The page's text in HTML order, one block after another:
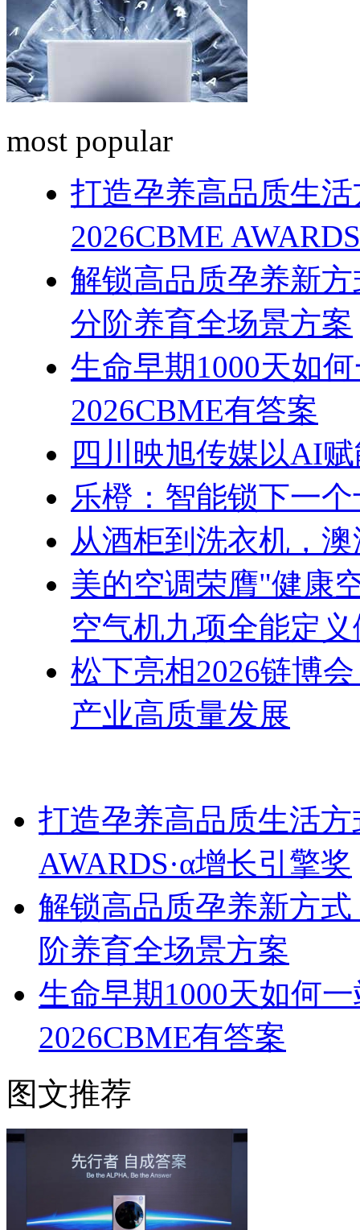
most popular
打造孕养高品质生
2026CBME
解锁高品质孕养新
分阶养育全场景方案
生命早期1000天如
2026CBME有答案
四川映旭传媒以AI
乐橙：智能锁下一
从酒柜到洗衣机，
美的空调荣膺"健康
空气机九项全能定
松下亮相2026链博
产业高质量发展
打造孕养高品质生活
AWARDS·α增长引擎奖
解锁高品质孕养新方
阶养育全场景方案
生命早期1000天如何
2026CBME有答案
图文推荐